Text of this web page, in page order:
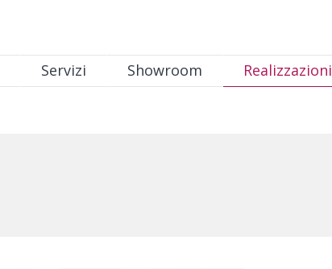
Servizi Showroom Realizzazioni